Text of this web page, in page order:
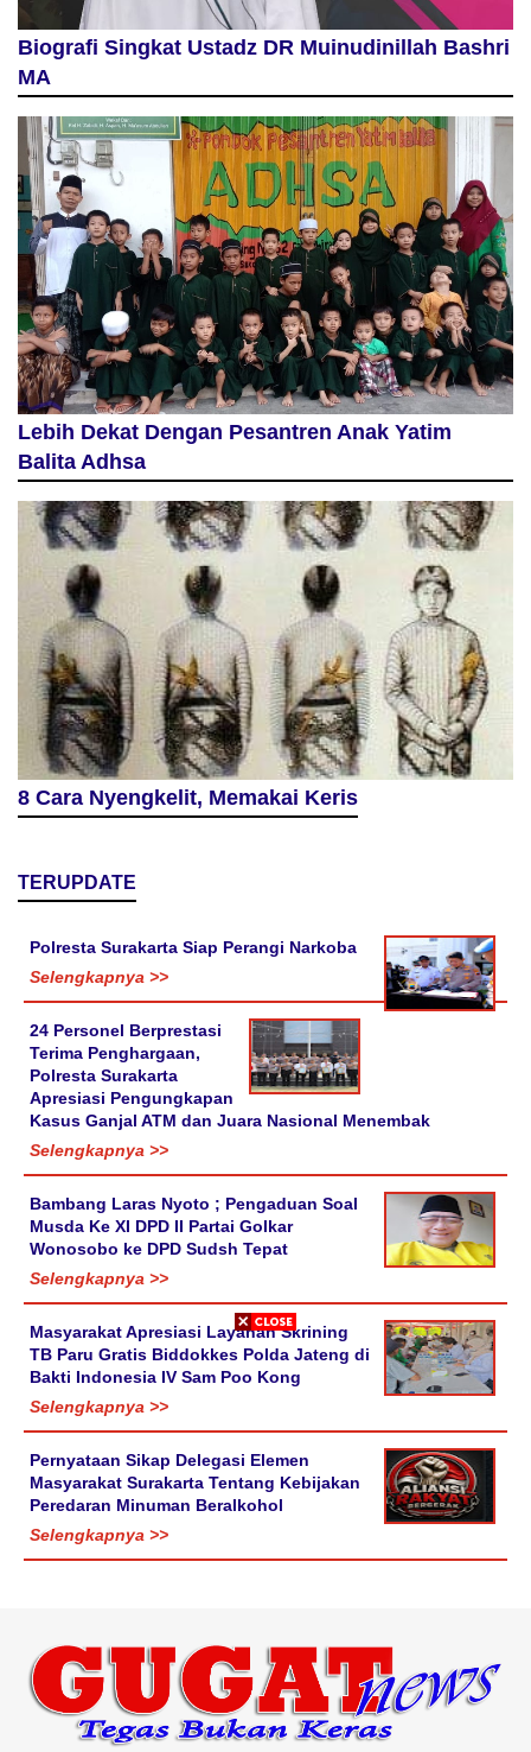
Biografi Singkat Ustadz DR Muinudinillah Bashri
MA
Lebih Dekat Dengan Pesantren Anak Yatim
Balita Adhsa
8 Cara Nyengkelit, Memakai Keris
TERUPDATE
Polresta Surakarta Siap Perangi Narkoba
Selengkapnya >>
24 Personel Berprestasi
Terima Penghargaan,
Polresta Surakarta
Apresiasi Pengungkapan
Kasus Ganjal ATM dan Juara Nasional Menembak
Selengkapnya >>
Bambang Laras Nyoto ; Pengaduan Soal
Musda Ke XI DPD II Partai Golkar
Wonosobo ke DPD Sudsh Tepat
Selengkapnya >>
Masyarakat Apresiasi Layanan Skrining
TB Paru Gratis Biddokkes Polda Jateng di
Bakti Indonesia IV Sam Poo Kong
Selengkapnya >>
Pernyataan Sikap Delegasi Elemen
Masyarakat Surakarta Tentang Kebijakan
Peredaran Minuman Beralkohol
Selengkapnya >>